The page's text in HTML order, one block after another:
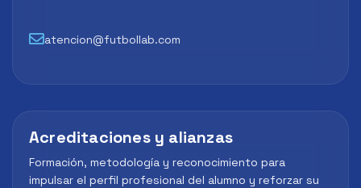
atencion@futbollab.com
Acreditaciones y alianzas
Formación, metodología y reconocimiento para
impulsar el perfil profesional del alumno y reforzar su